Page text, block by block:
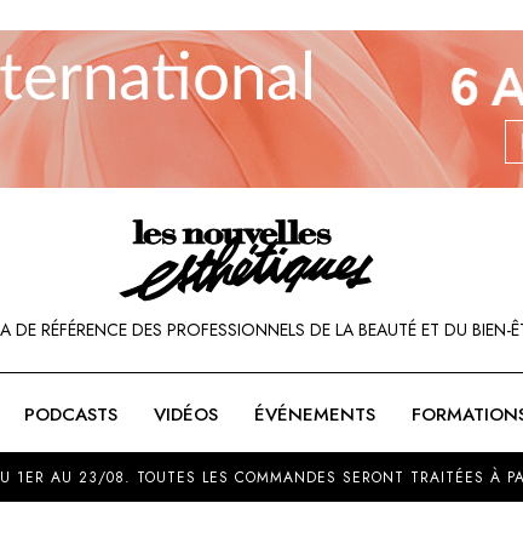
DE RÉFÉRENCE DES PROFESSIONNELS DE LA BEAUTÉ ET DU BIEN-
PODCASTS VIDÉOS ÉVÉNEMENTS
1ER AU 23/08. TOUTES LES COMMANDES SERONT TRAITÉES À